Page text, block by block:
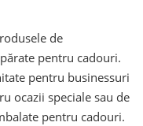
de
pentru cadouri.
pentru businessuri
ocazii speciale sau de
pentru cadouri.